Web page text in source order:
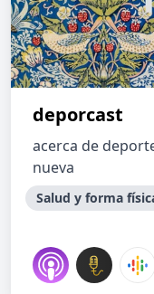
deporcast
acerca de
nueva
Salud y forma